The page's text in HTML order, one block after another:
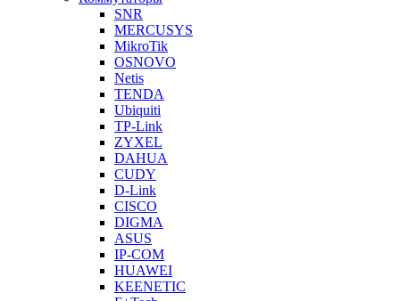
SNR
MERCUSYS
MikroTik
OSNOVO
Netis
TENDA
Ubiquiti
TP-Link
ZYXEL
DAHUA
CUDY
D-Link
CISCO
DIGMA
ASUS
IP-COM
HUAWEI
KEENETIC